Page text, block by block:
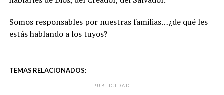
Somos responsables por nuestras familias…¿de qué les
estás hablando a los tuyos?
TEMAS RELACIONADOS:
PUBLICIDAD